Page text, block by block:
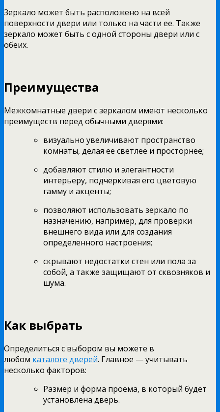
Зеркало может быть расположено на всей
поверхности двери или только на части ее. Также
зеркало может быть с одной стороны двери или с
обеих.
Преимущества
Межкомнатные двери с зеркалом имеют несколько
преимуществ перед обычными дверями:
визуально увеличивают пространство
комнаты, делая ее светлее и просторнее;
добавляют стилю и элегантности
интерьеру, подчеркивая его цветовую
гамму и акценты;
позволяют использовать зеркало по
назначению, например, для проверки
внешнего вида или для создания
определенного настроения;
скрывают недостатки стен или пола за
собой, а также защищают от сквозняков и
шума.
Как выбрать
Определиться с выбором вы можете в
любом каталоге дверей. Главное — учитывать
несколько факторов:
Размер и форма проема, в который будет
установлена дверь.